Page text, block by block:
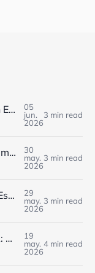
Agentes de IA Empresarial en España: Marco de Verificación Segura para el Cumplimiento Europeo
05
jun.
2026
3 min read
AI Act y CRA: Guía de Cumplimiento para Empresas Españolas en 2025
30
may.
2026
3 min read
LLMs Locales en España: La Estrategia Definitiva para Independencia Tecnológica y Cumplimiento Normativo
29
may.
2026
3 min read
AgentWall y Seguridad de IA: Cómo Proteger a las Empresas Españolas de los Riesgos de Agentes Autónomos
19
may.
2026
4 min read